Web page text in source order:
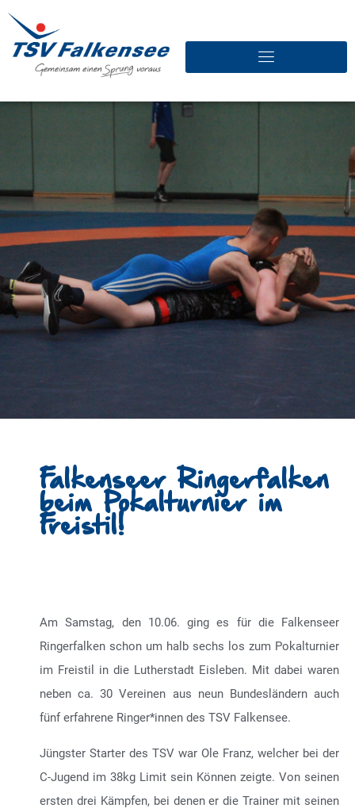
Falkenseer Ringerfalken
beim Pokalturnier im
Freistil!
Am Samstag, den 10.06. ging es für die Falkenseer
Ringerfalken schon um halb sechs los zum Pokalturnier
im Freistil in die Lutherstadt Eisleben. Mit dabei waren
neben ca. 30 Vereinen aus neun Bundesländern auch
fünf erfahrene Ringer*innen des TSV Falkensee.
Jüngster Starter des TSV war Ole Franz, welcher bei der
C-Jugend im 38kg Limit sein Können zeigte. Von seinen
ersten drei Kämpfen, bei denen er die Trainer mit seinen